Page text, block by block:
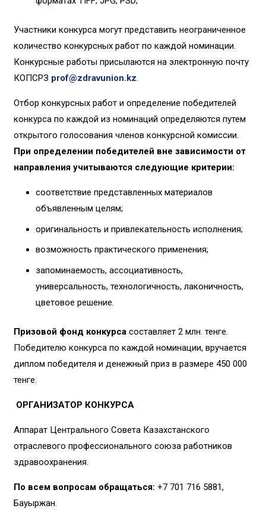
Участники конкурса могут представить неограниченное
количество конкурсных работ по каждой номинации.
Конкурсные работы присылаются на электронную почту
КОПСРЗ prof@zdravunion.kz.
Отбор конкурсных работ и определение победителей
конкурса по каждой из номинаций определяются путем
открытого голосования членов конкурсной комиссии.
При определении победителей вне зависимости от
направления учитываются следующие критерии:
соответствие представленных материалов
объявленным целям;
оригинальность и привлекательность исполнения;
возможность практического применения;
запоминаемость, ассоциативность,
универсальность, технологичность, лаконичность,
цветовое решение.
Призовой фонд конкурсасоставляет 2 млн. тенге.
Победителю конкурса по каждой номинации, вручается
диплом победителя и денежный приз в размере 450 000
тенге.
ОРГАНИЗАТОР КОНКУРСА
Аппарат Центрального Совета Казахстанского
отраслевого профессионального союза работников
здравоохранения.
По всем вопросам обращаться: +7 701 716 5881,
Бауыржан.